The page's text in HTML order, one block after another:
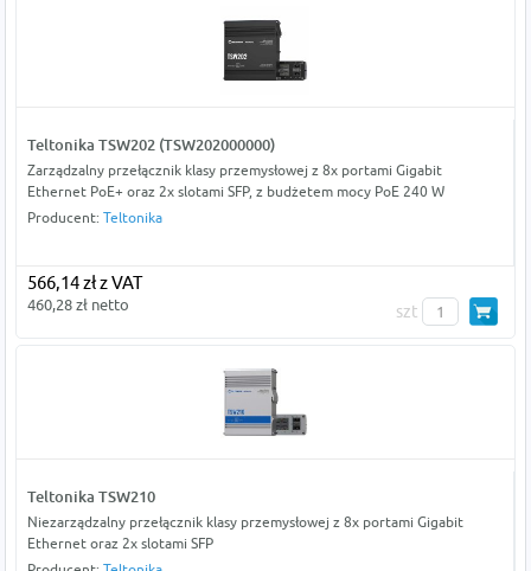
Teltonika TSW202 (TSW202000000)
Zarządzalny przełącznik klasy przemysłowej z 8x portami Gigabit
Ethernet PoE+ oraz 2x slotami SFP, z budżetem mocy PoE 240 W
Producent: Teltonika
566,14 zł z VAT
460,28 zł netto szt
Teltonika TSW210
Niezarządzalny przełącznik klasy przemysłowej z 8x portami Gigabit
Ethernet oraz 2x slotami SFP